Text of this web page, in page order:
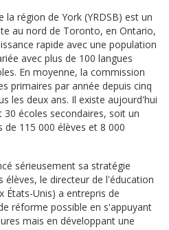
région de York (YRDSB) est un
au nord de Toronto, en Ontario,
rapide avec une population
avec plus de 100 langues
En moyenne, la commission
primaires par année depuis cinq
les deux ans. Il existe aujourd'hui
écoles secondaires, soit un
115 000 élèves et 8 000
sérieusement sa stratégie
le directeur de l'éducation
États-Unis) a entrepris de
réforme possible en s'appuyant
mais en développant une